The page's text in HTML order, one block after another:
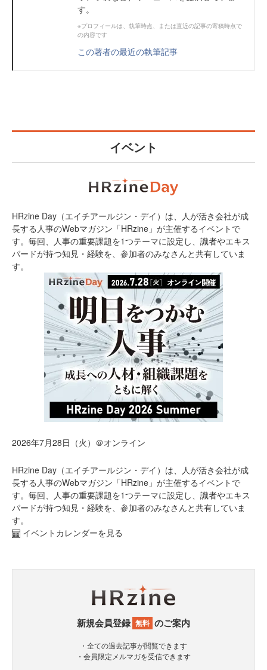
す。
※プロフィールは、執筆時点、または直近の記事の寄稿時点で
の内容です
この著者の最近の執筆記事
イベント
HRzine Day（エイチアールジン・デイ）は、人が活き会社が成
長する人事のWebマガジン「HRzine」が主催するイベントで
す。毎回、人事の重要課題を1つテーマに設定し、識者やエキス
パードが持つ知見・経験を、参加者のみなさんと共有していま
す。
2026年7月28日（火）＠オンライン
HRzine Day（エイチアールジン・デイ）は、人が活き会社が成
長する人事のWebマガジン「HRzine」が主催するイベントで
す。毎回、人事の重要課題を1つテーマに設定し、識者やエキス
パードが持つ知見・経験を、参加者のみなさんと共有していま
す。
イベントカレンダーを見る
新規会員登録 無料 のご案内
・全ての過去記事が閲覧できます
・会員限定メルマガを受信できます